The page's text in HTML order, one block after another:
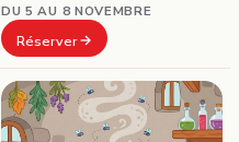
DU 5 AU 8 NOVEMBRE
Réserver